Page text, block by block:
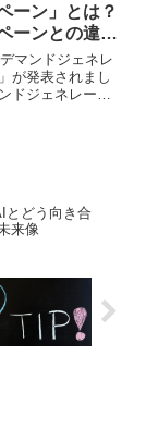
ーン」とは？
ーンとの違い
マンドジェネレ
が発表されまし
ドジェネレーシ
とどう向き合
来像